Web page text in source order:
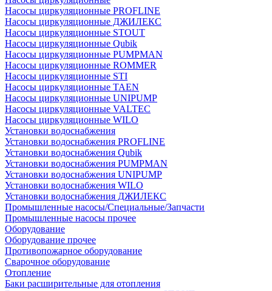
Насосы циркуляционные PROFLINE
Насосы циркуляционные ДЖИЛЕКС
Насосы циркуляционные STOUT
Насосы циркуляционные Qubik
Насосы циркуляционные PUMPMAN
Насосы циркуляционные ROMMER
Насосы циркуляционные STI
Насосы циркуляционные TAEN
Насосы циркуляционные UNIPUMP
Насосы циркуляционные VALTEC
Насосы циркуляционные WILO
Установки водоснабжения
Установки водоснабжения PROFLINE
Установки водоснабжения Qubik
Установки водоснабжения PUMPMAN
Установки водоснабжения UNIPUMP
Установки водоснабжения WILO
Установки водоснабжения ДЖИЛЕКС
Промышленные насосы/Специальные/Запчасти
Промышленные насосы прочее
Оборудование
Оборудование прочее
Противопожарное оборудование
Сварочное оборудование
Отопление
Баки расширительные для отопления